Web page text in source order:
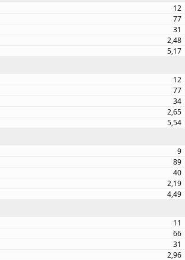
12
77
31
2,48
5,17
12
77
34
2,65
5,54
9
89
40
2,19
4,49
11
66
31
2,96